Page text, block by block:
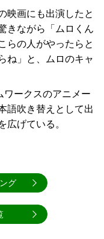
映画にも出演したと
きながら「ムロくん
らの人がやったらと
ね」と、ムロのキャ
ワークスのアニメー
語吹き替えとして出
広げている。
グ